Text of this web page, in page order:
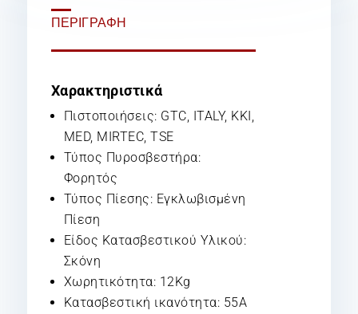
ΠΕΡΙΓΡΑΦΉ
Χαρακτηριστικά
Πιστοποιήσεις: GTC, ITALY, KKI,
MED, MIRTEC, TSE
Τύπος Πυροσβεστήρα:
Φορητός
Τύπος Πίεσης: Εγκλωβισμένη
Πίεση
Είδος Κατασβεστικού Υλικού:
Σκόνη
Χωρητικότητα: 12Kg
Κατασβεστική ικανότητα: 55A